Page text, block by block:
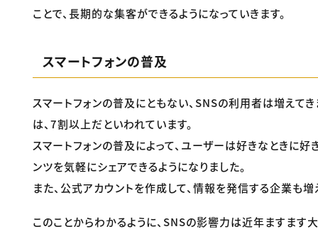
ことで、長期的な集客ができるようになっていきます。
スマートフォンの普及
スマートフォンの普及にともない、SNSの利用者は増えて
は、7割以上だといわれています。
スマートフォンの普及によって、ユーザーは好きなときに
ンツを気軽にシェアできるようになりました。
また、公式アカウントを作成して、情報を発信する企業も増
このことからわかるように、SNSの影響力は近年ますます